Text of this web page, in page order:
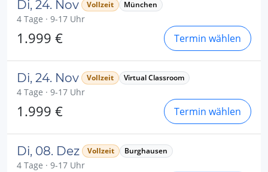
Di, 24. Nov Vollzeit München
4 Tage · 9-17 Uhr
1.999 € Termin wählen
Di, 24. Nov Vollzeit Virtual Classroom
4 Tage · 9-17 Uhr
1.999 € Termin wählen
Di, 08. Dez Vollzeit Burghausen
4 Tage · 9-17 Uhr